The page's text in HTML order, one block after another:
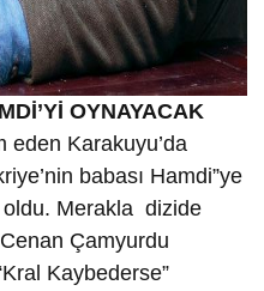
OYNAYACAK
eden Karakuyu’da
babası Hamdi”ye
Merakla dizide
Çamyurdu
Kaybederse”